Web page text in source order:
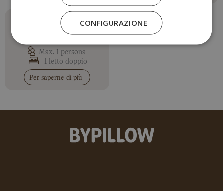
Camera Singola con
Terrazza
Max. 1 persona
1 letto doppio
Per saperne di più
CONFIGURAZIONE